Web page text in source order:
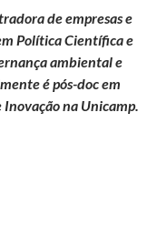
de empresas e
Política Científica e
ambiental e
é pós-doc em
Inovação na Unicamp.